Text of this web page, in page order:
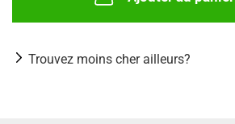
Trouvez moins cher ailleurs?